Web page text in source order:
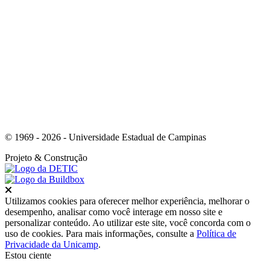
© 1969 - 2026 - Universidade Estadual de Campinas
Projeto & Construção
Utilizamos cookies para oferecer melhor experiência, melhorar o
desempenho, analisar como você interage em nosso site e
personalizar conteúdo. Ao utilizar este site, você concorda com o
uso de cookies. Para mais informações, consulte a Política de
Privacidade da Unicamp.
Estou ciente